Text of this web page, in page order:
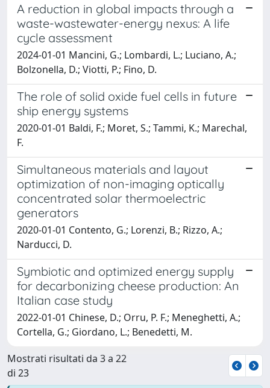
A reduction in global impacts through a
waste-wastewater-energy nexus: A life
cycle assessment
2024-01-01 Mancini, G.; Lombardi, L.; Luciano, A.;
Bolzonella, D.; Viotti, P.; Fino, D.
The role of solid oxide fuel cells in future
ship energy systems
2020-01-01 Baldi, F.; Moret, S.; Tammi, K.; Marechal,
F.
Simultaneous materials and layout
optimization of non-imaging optically
concentrated solar thermoelectric
generators
2020-01-01 Contento, G.; Lorenzi, B.; Rizzo, A.;
Narducci, D.
Symbiotic and optimized energy supply
for decarbonizing cheese production: An
Italian case study
2022-01-01 Chinese, D.; Orru, P. F.; Meneghetti, A.;
Cortella, G.; Giordano, L.; Benedetti, M.
Mostrati risultati da 3 a 22
di 23